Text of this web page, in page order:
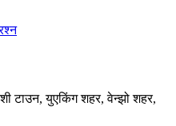
टाउन, युएकिंग शहर, वेन्झो शहर,